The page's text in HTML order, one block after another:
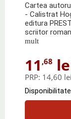
Cartea
- Calistrat
editura
scriitor
mult
11 ,68
PRP: 14,60 lei